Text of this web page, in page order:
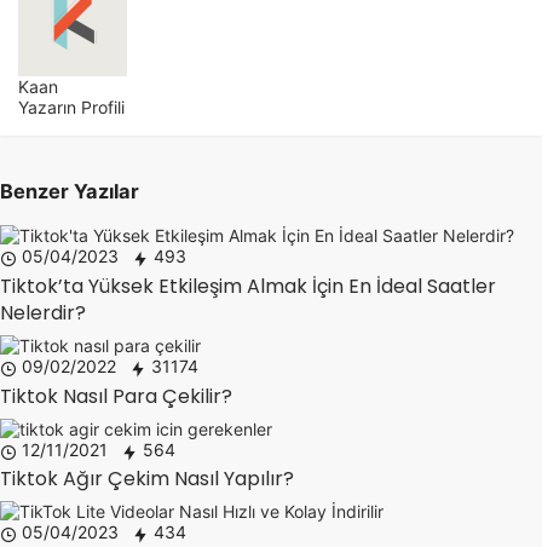
Kaan
Yazarın Profili
Benzer Yazılar
05/04/2023 493
Tiktok’ta Yüksek Etkileşim Almak İçin En İdeal Saatler
Nelerdir?
09/02/2022 31174
Tiktok Nasıl Para Çekilir?
12/11/2021 564
Tiktok Ağır Çekim Nasıl Yapılır?
05/04/2023 434